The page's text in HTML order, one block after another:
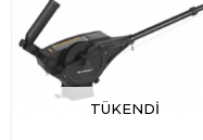
TÜKENDI